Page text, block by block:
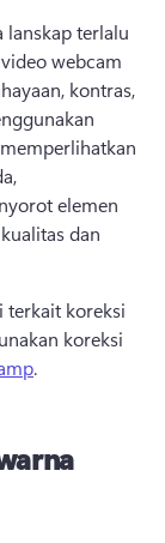
lanskap terlalu
webcam
kontras,
elemen
dan
terkait koreksi
koreksi
.